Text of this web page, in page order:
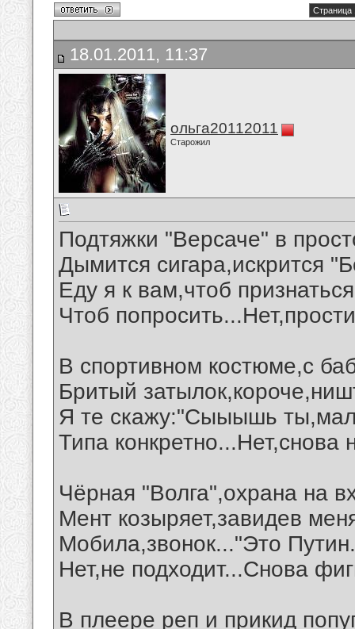
Страница
18.01.2011, 11:37
ольга20112011
Старожил
Подтяжки "Версаче" в
Дымится сигара,искрится
Еду я к вам,чтоб
Чтоб
В спортивном костюме,с
Бритый
Я те скажу:"Сыыышь
Типа конкретно...Нет,снова
Чёрная "Волга",охрана на
Мент козыряет,завидев
Мобила,звонок..."Это
Нет,не подходит...Снова
В плеере реп и прикид